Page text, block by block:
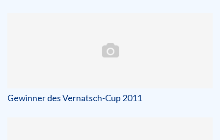
Gewinner des Vernatsch-Cup 2011